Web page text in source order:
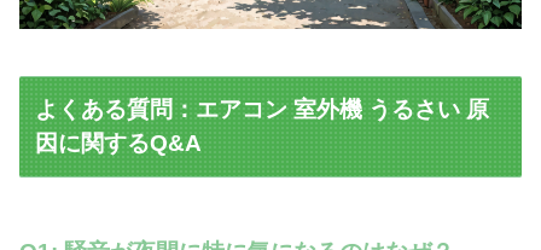
よくある質問：エアコン 室外機 うるさい 原
因に関するQ&A